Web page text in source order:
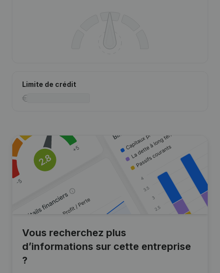
Limite de crédit
Vous recherchez plus
d’informations sur cette entreprise
?